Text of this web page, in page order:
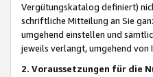
Vergütungskatalog definiert)
schriftliche Mitteilung an Sie
umgehend einstellen und
jeweils verlangt, umgehend
2. Voraussetzungen für die